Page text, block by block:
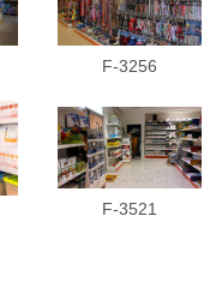
F-3256
F-3521